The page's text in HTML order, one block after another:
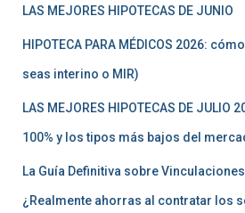
LAS MEJORES HIPOTECAS DE JUNIO
HIPOTECA PARA MÉDICOS 2026:
seas interino o MIR)
LAS MEJORES HIPOTECAS DE JULIO
100% y los tipos más bajos del
La Guía Definitiva sobre
¿Realmente ahorras al contratar los